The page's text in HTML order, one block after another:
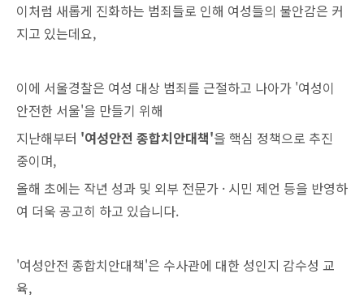
이처럼 새롭게 진화하는 범죄들로 인해 여성들의 불안감은 커
지고 있는데요,
이에 서울경찰은 여성 대상 범죄를 근절하고 나아가 '여성이
안전한 서울'을 만들기 위해
지난해부터 '여성안전 종합치안대책'을 핵심 정책으로 추진
중이며,
올해 초에는 작년 성과 및 외부 전문가 · 시민 제언 등을 반영하
여 더욱 공고히 하고 있습니다.
'여성안전 종합치안대책'은 수사관에 대한 성인지 감수성 교
육,